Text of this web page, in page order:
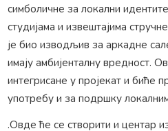
симболичне за локални
студијама и извештајима
је био изводљив за аркадне
имају амбијенталну вредност.
интегрисане у пројекат и биће
употребу и за подршку
.Овде ће се створити и центар